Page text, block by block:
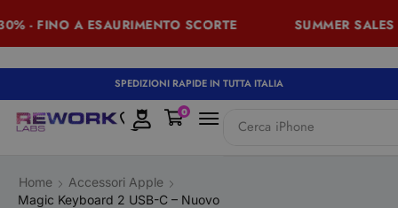
- FINO A ESAURIMENTO SCORTE SUMMER
SPEDIZIONI RAPIDE IN TUTTA ITALIA
Cerca iPhone
0
Home
Accessori Apple
Magic Keyboard 2 USB-C – Nuovo